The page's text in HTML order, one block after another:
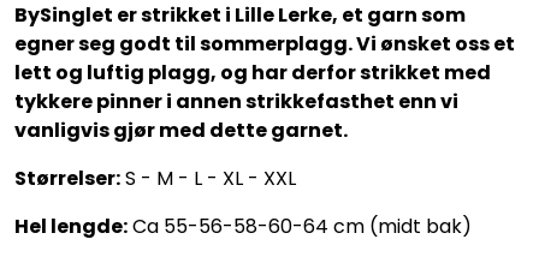
BySinglet er strikket i Lille Lerke, et garn som
egner seg godt til sommerplagg. Vi ønsket oss et
lett og luftig plagg, og har derfor strikket med
tykkere pinner i annen strikkefasthet enn vi
vanligvis gjør med dette garnet.
Størrelser:S - M - L - XL - XXL
Hel lengde:Ca 55-56-58-60-64 cm (midt bak)